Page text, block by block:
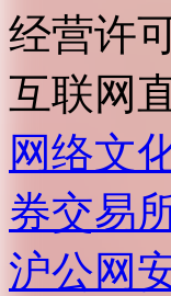
经营许
互联网
网络文
券交易
沪公网